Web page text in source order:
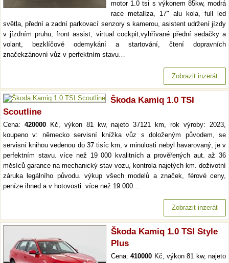
motor 1.0 tsi s výkonem 85kw, modrá
race metalíza, 17" alu kola, full led
světla, přední a zadní parkovací senzory s kamerou, asistent udržení jízdy
v jízdním pruhu, front assist, virtual cockpit,vyhřívané přední sedačky a
volant, bezklíčové odemykání a startování, čtení dopravních
značekzánovní vůz v perfektním stavu…
Zobrazit inzerát
Škoda Kamiq 1.0 TSI
Scoutline
Cena: 420000Kč, výkon 81 kw, najeto 37121 km, rok výroby: 2023,
koupeno v: německo servisní knížka vůz s doloženým původem, se
servisní knihou vedenou do 37 tisíc km, v minulosti nebyl havarovaný, je v
perfektním stavu. více než 19 000 kvalitních a prověřených aut. až 36
měsíců garance na mechanický stav vozu, kontrola najetých km. doživotní
záruka legálního původu. výkup všech modelů a značek, férové ceny,
peníze ihned a v hotovosti. více než 19 000…
Zobrazit inzerát
Škoda Kamiq 1.0 TSI Style
Plus
Cena:410000 Kč, výkon 81 kw, najeto